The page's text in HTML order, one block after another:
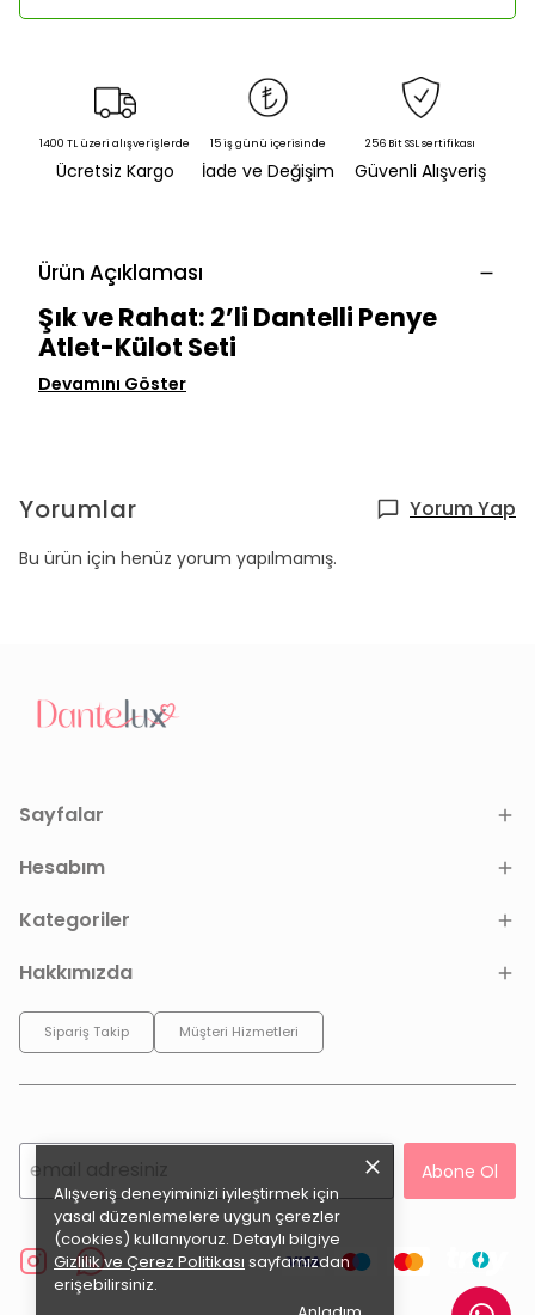
Alışveriş deneyiminizi iyileştirmek için
yasal düzenlemelere uygun çerezler
(cookies) kullanıyoruz. Detaylı bilgiye
Gizlilik ve Çerez Politikası sayfamızdan
erişebilirsiniz.
1400 TL üzeri alışverişlerde
Ücretsiz Kargo
15 iş günü içerisinde
İade ve Değişim
256 Bit SSL sertifikası
Güvenli Alışveriş
Ürün Açıklaması
Şık ve Rahat: 2’li Dantelli Penye
Atlet-Külot Seti
Devamını Göster
Yorumlar Yorum Yap
Bu ürün için henüz yorum yapılmamış.
Sayfalar
Hesabım
Kategoriler
Hakkımızda
Sipariş Takip Müşteri Hizmetleri
Abone Ol